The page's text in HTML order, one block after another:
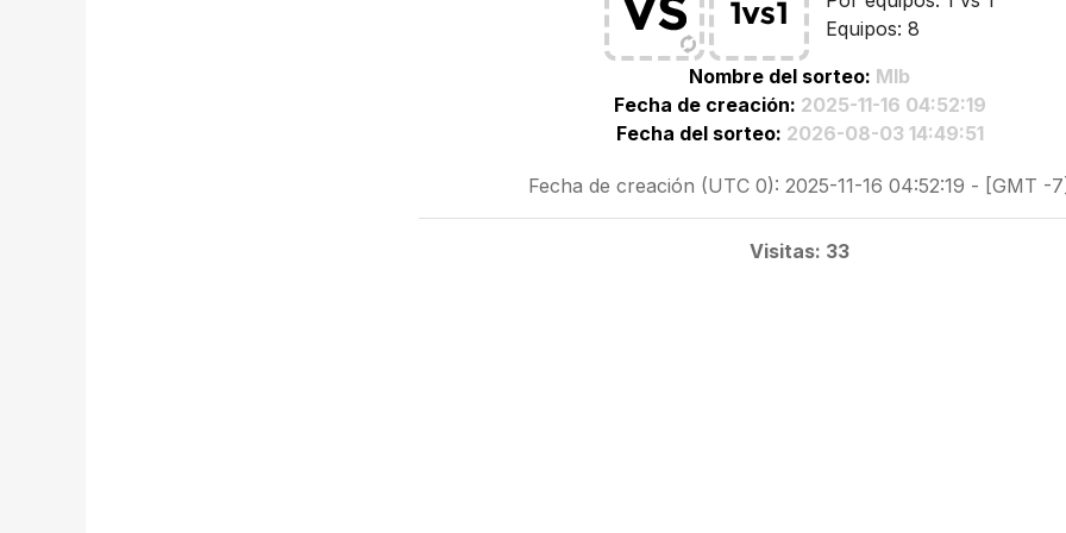
Equipos: 8
Nombre del sorteo: Mlb
Fecha de creación: 2025-11-16 04:52:19
Fecha del sorteo: 2026-08-03 14:49:51
Fecha de creación (UTC 0): 2025-11-16 04:52:19 - [GMT -
Visitas: 33